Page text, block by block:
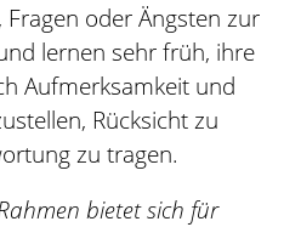
Fragen oder Ängsten zur
lernen sehr früh, ihre
Aufmerksamkeit und
Rücksicht zu
zu tragen.
bietet sich für